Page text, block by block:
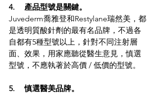
4.     產品型號是關鍵。
Juvederm喬雅登和Restylane瑞然美，都
是透明質酸針劑的最有名品牌，不過各
自都有5種型號以上，針對不同注射層
面、效果，用家應聽從醫生意見，慎選
型號，不應執著於高價 / 低價的型號。
5.     慎選醫美品牌。